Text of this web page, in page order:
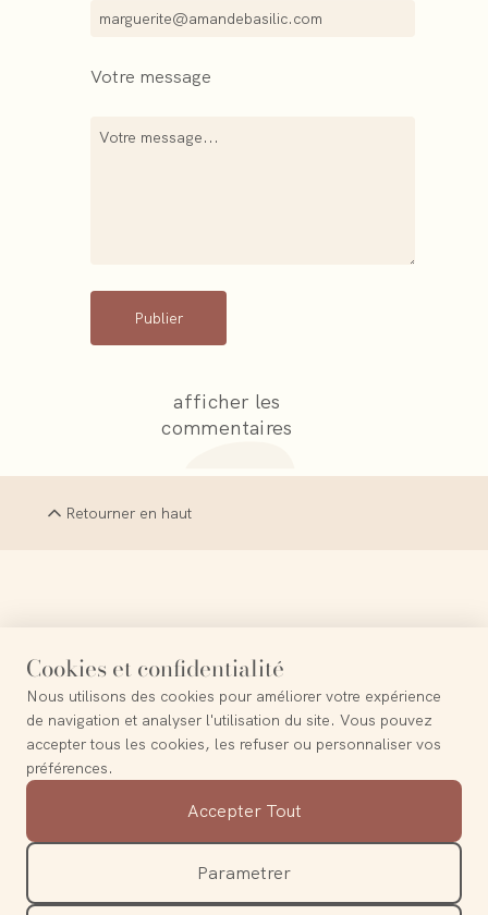
Votre message
Publier
afficher les
commentaires
Retourner en haut
Mentions légales
Politique de confidentialité
Cookies et confidentialité
Nous utilisons des cookies pour améliorer votre expérience
de navigation et analyser l'utilisation du site. Vous pouvez
accepter tous les cookies, les refuser ou personnaliser vos
préférences.
Accepter Tout
Parametrer